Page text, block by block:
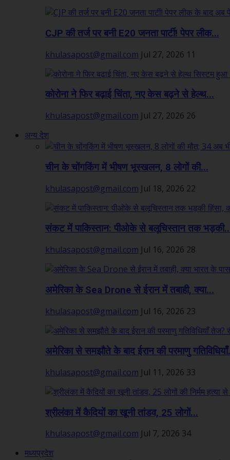
CJP की तर्ज पर बनी E20 जनता पार्टी! पेपर लीक...
khulasapost@gmail.com Jul 27, 2026 11
कोरोना ने फिर बढ़ाई चिंता, नए केस बढ़ने से हेल्थ...
khulasapost@gmail.com Jul 27, 2026 26
अन्य देश
चीन के चोंगकिंग में भीषण भूस्खलन, 8 लोगों की...
khulasapost@gmail.com Jul 18, 2026 22
संकट में पाकिस्तान: पीओके से बलूचिस्तान तक
khulasapost@gmail.com Jul 16, 2026 28
अमेरिका के Sea Drone से ईरान में तबाही, क्या...
khulasapost@gmail.com Jul 16, 2026 23
अमेरिका से समझौते के बाद ईरान की परमाणु
khulasapost@gmail.com Jul 11, 2026 33
श्रीलंका में कैदियों का खूनी तांडव, 25 लोगों...
khulasapost@gmail.com Jul 7, 2026 34
मध्यप्रदेश